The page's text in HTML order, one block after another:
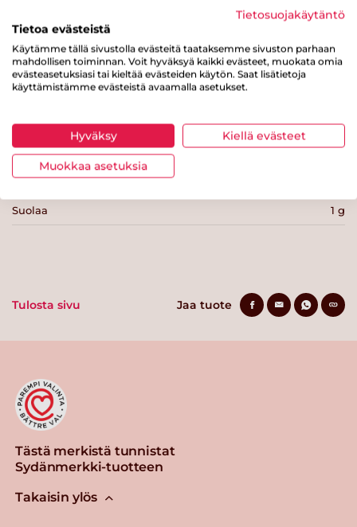
182 kcal
Rasvaa
josta tyydyttynyttä rasvaa
josta sokereita 1.2 g
Kuitua
Proteiinia
Suolaa 1 g
Tulosta sivu Jaa tuote
Tästä merkistä tunnistat
Sydänmerkki-tuotteen
Takaisin ylös
Tietosuojakäytäntö
Tietoa evästeistä
Käytämme tällä sivustolla evästeitä taataksemme sivuston parhaan
mahdollisen toiminnan. Voit hyväksyä kaikki evästeet, muokata omia
evästeasetuksiasi tai kieltää evästeiden käytön. Saat lisätietoja
käyttämistämme evästeistä avaamalla asetukset.
Hyväksy Kiellä evästeet
Muokkaa asetuksia